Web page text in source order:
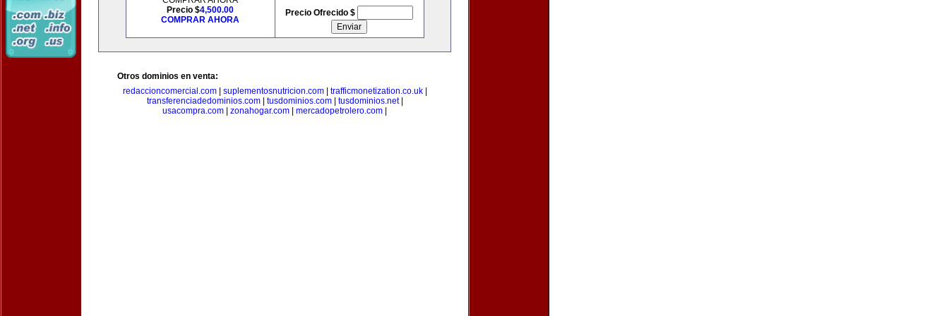
Precio $4,500.00
COMPRAR AHORA
Precio Ofrecido $
Otros dominios en venta:
redaccioncomercial.com| suplementosnutricion.com| trafficmonetization.co.uk|
transferenciadedominios.com| tusdominios.com| tusdominios.net|
usacompra.com
zonahogar.com mercadopetrolero.com